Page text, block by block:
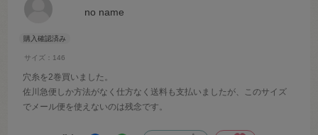
no name
サイズ：146
穴糸を2巻買いました。
佐川急便しか方法がなく仕方なく送料も支払いましたが、このサイズ
でメール便を使えないのは残念です。